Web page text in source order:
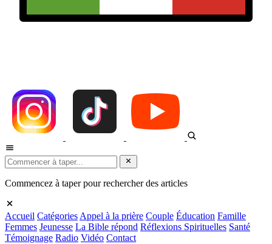
Commencez à taper pour rechercher des articles
Accueil Catégories Appel à la prière Couple Éducation Famille
Femmes Jeunesse La Bible répond Réflexions Spirituelles Santé
Témoignage Radio Vidéo Contact